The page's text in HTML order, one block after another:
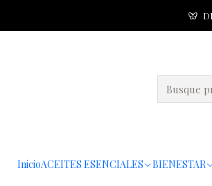
InicioACEITES ESENCIALES BIENESTAR
MEZCLA DE ACEITES ESENCIALES